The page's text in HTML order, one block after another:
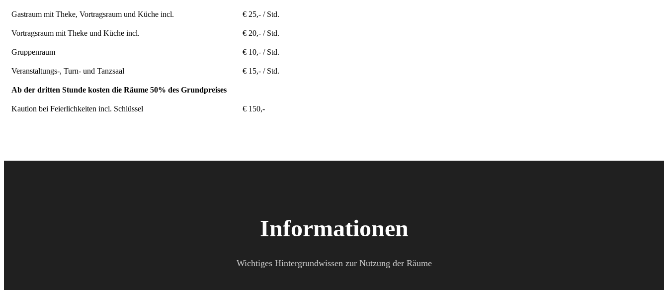
Gastraum mit Theke, Vortragsraum und Küche incl. € 25,- / Std.
Vortragsraum mit Theke und Küche incl. € 20,- / Std.
Gruppenraum € 10,- / Std.
Veranstaltungs-, Turn- und Tanzsaal € 15,- / Std.
Ab der dritten Stunde kosten die Räume 50% des Grundpreises
Kaution bei Feierlichkeiten incl. Schlüssel € 150,-
Informationen
Wichtiges Hintergrundwissen zur Nutzung der Räume